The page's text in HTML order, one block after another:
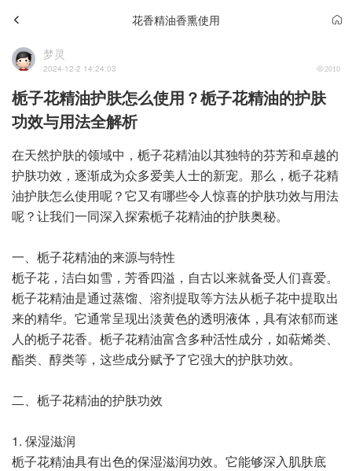
花香精油香熏使用
梦灵
2024-12-2 14:24:03 2010
栀子花精油护肤怎么使用？栀子花精油的护肤
功效与用法全解析
在天然护肤的领域中，栀子花精油以其独特的芬芳和卓越的
护肤功效，逐渐成为众多爱美人士的新宠。那么，栀子花精
油护肤怎么使用呢？它又有哪些令人惊喜的护肤功效与用法
呢？让我们一同深入探索栀子花精油的护肤奥秘。
一、栀子花精油的来源与特性
栀子花，洁白如雪，芳香四溢，自古以来就备受人们喜爱。
栀子花精油是通过蒸馏、溶剂提取等方法从栀子花中提取出
来的精华。它通常呈现出淡黄色的透明液体，具有浓郁而迷
人的栀子花香。栀子花精油富含多种活性成分，如萜烯类、
酯类、醇类等，这些成分赋予了它强大的护肤功效。
二、栀子花精油的护肤功效
1. 保湿滋润
栀子花精油具有出色的保湿滋润功效。它能够深入肌肤底